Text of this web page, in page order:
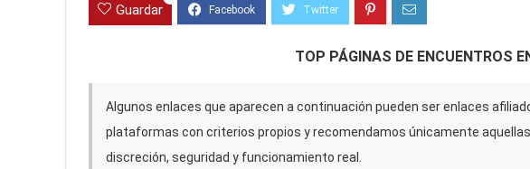
Guardar
TOP PÁGINAS DE ENCUENTROS
Algunos enlaces que aparecen a continuación pueden ser enlaces
plataformas con criterios propios y recomendamos únicamente
discreción, seguridad y funcionamiento real.